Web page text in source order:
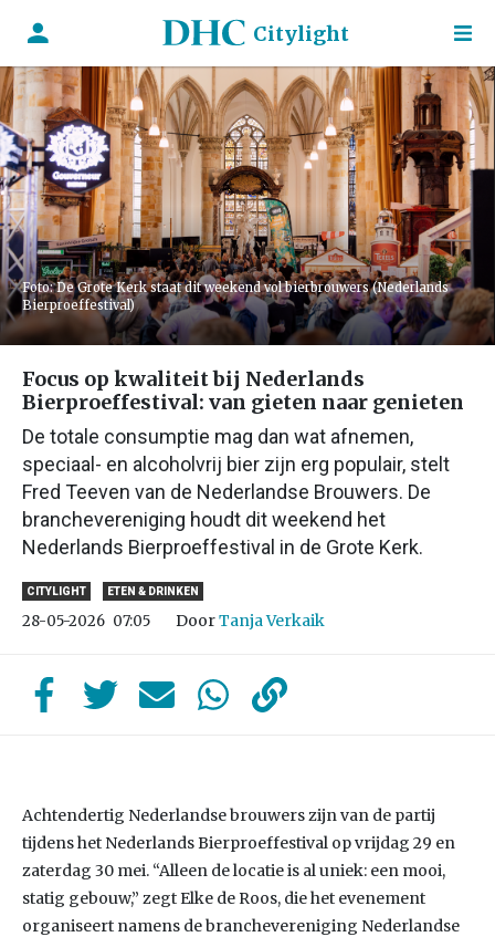
Citylight
Foto: De Grote Kerk staat dit weekend vol bierbrouwers (Nederlands
Bierproeffestival)
Focus op kwaliteit bij Nederlands
Bierproeffestival: van gieten naar genieten
De totale consumptie mag dan wat afnemen,
speciaal- en alcoholvrij bier zijn erg populair, stelt
Fred Teeven van de Nederlandse Brouwers. De
branchevereniging houdt dit weekend het
Nederlands Bierproeffestival in de Grote Kerk.
CITYLIGHT ETEN & DRINKEN
28-05-2026 07:05 DoorTanja Verkaik
Achtendertig Nederlandse brouwers zijn van de partij
tijdens het Nederlands Bierproeffestival op vrijdag 29 en
zaterdag 30 mei. “Alleen de locatie is al uniek: een mooi,
statig gebouw,” zegt Elke de Roos, die het evenement
organiseert namens de branchevereniging Nederlandse